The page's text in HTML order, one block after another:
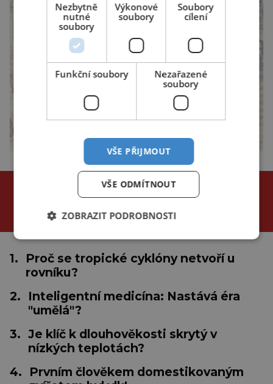
NEJČTENĚJŠÍ ČLÁNKY
za poslední
24 hodin 3 dny týden
1.
Proč se tropické cyklóny netvoří u
rovníku?
2.
Inteligentní medicína: Nastává éra
"umělá"?
3. Je klíč k dlouhověkosti skrytý v
nízkých teplotách?
4.
Prvním člověkem domestikovaným
Nezbytně
nutné
soubory
Výkonové
soubory
Soubory
cílení
Funkční soubory
Nezařazené
soubory
VŠE PŘIJMOUT
VŠE ODMÍTNOUT
ZOBRAZIT PODROBNOSTI